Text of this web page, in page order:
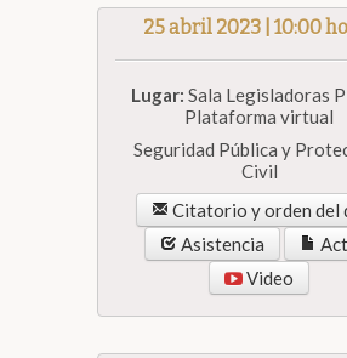
25 abril 2023 | 10:00
Lugar: Sala Legisladoras
Plataforma virtual
Seguridad Pública y
Civil
Citatorio y orden del
Asistencia
Video